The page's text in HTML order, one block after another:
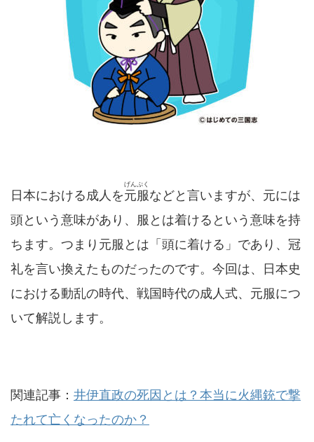
日本における成人を元服
げんぷく
などと言いますが、元には
頭という意味があり、服とは着けるという意味を持
ちます。つまり元服とは「頭に着ける」であり、冠
礼を言い換えたものだったのです。今回は、日本史
における動乱の時代、戦国時代の成人式、元服につ
いて解説します。
関連記事： 井伊直政の死因とは？本当に火縄銃で撃
たれて亡くなったのか？